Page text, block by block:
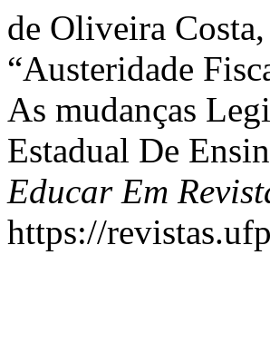
de Oliveira
“Austeridade
As mudanças
Estadual De
Educar Em
https://